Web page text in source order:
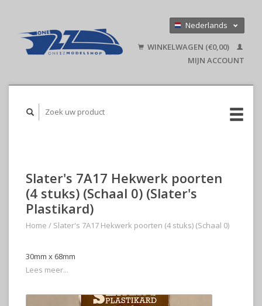
Nederlands
English
WINKELWAGEN (€0,00)
MIJN ACCOUNT
Slater's 7A17 Hekwerk poorten
(4 stuks) (Schaal 0) (Slater's
Plastikard)
Home / Slater's 7A17 Hekwerk poorten (4 stuks) (Schaal 0)
30mm x 68mm
Lees meer...